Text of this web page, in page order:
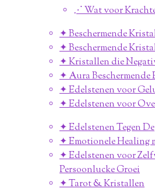
⋰ Wat voor
✦ Beschermende
✦ Beschermende
✦ Kristallen die
✦ Aura Beschermende
✦ Edelstenen voor
✦ Edelstenen voor
✦ Edelstenen Tegen
✦ Emotionele Healing
✦ Edelstenen voor
Persoonlucke Groei
✦ Tarot & Kristallen